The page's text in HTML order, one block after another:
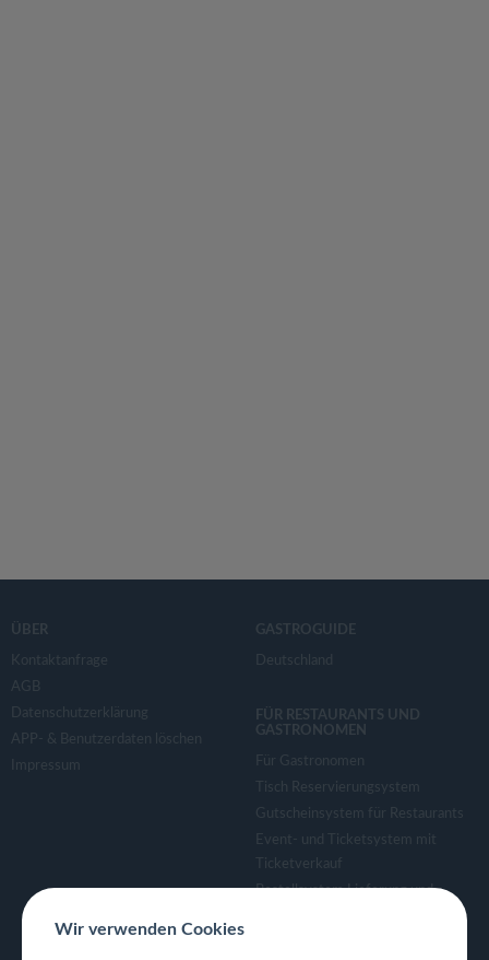
ÜBER
Kontaktanfrage
AGB
Datenschutzerklärung
APP- & Benutzerdaten löschen
Impressum
GASTROGUIDE
Deutschland
FÜR RESTAURANTS UND
GASTRONOMEN
Für Gastronomen
Tisch Reservierungsystem
Gutscheinsystem für Restaurants
Event- und Ticketsystem mit
Ticketverkauf
Bestellsystem Lieferung und
Wir verwenden Cookies